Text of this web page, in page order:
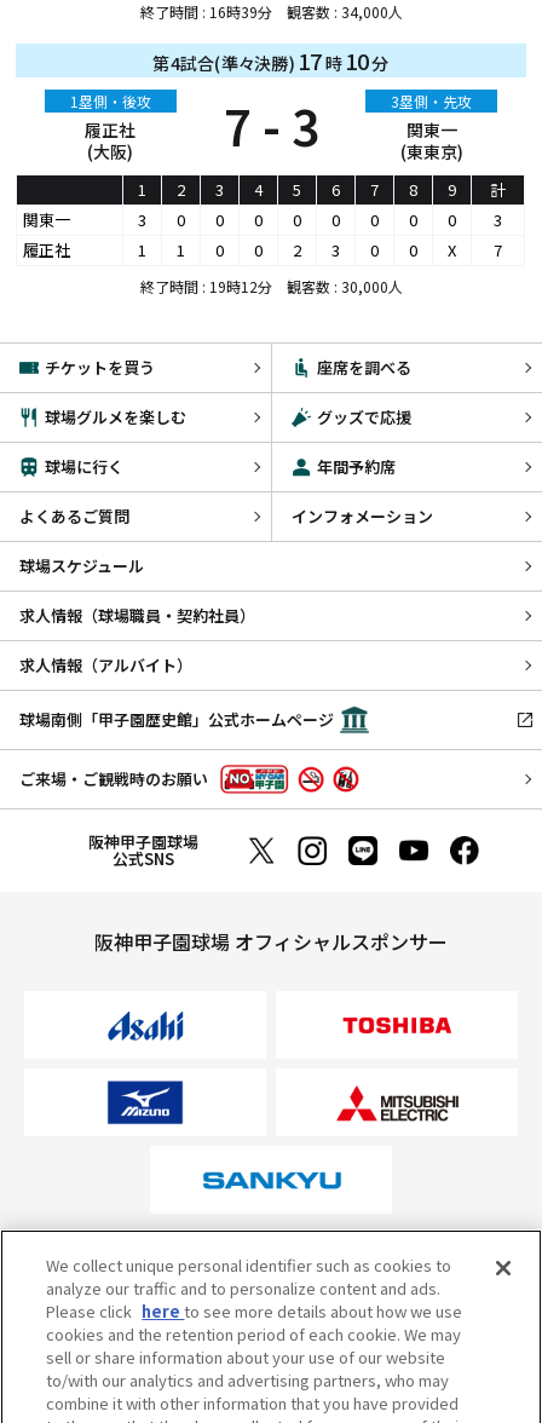
終了時間 : 16時39分 観客数 : 34,000人
第4試合(準々決勝) 17時 10分
1塁側・後攻
履正社
(大阪)
7 - 3 3塁側・先攻
関東一
(東東京)
1 2 3 4 5 6 7 8 9
計
関東一
3 0 0 0 0 0 0 0 0
3
履正社
1 1 0 0 2 3 0 0 X 7
終了時間 : 19時12分 観客数 : 30,000人
チケットを買う 座席を調べる
球場グルメを楽しむ グッズで応援
球場に行く 年間予約席
よくあるご質問 インフォメーション
球場スケジュール
求人情報（球場職員・契約社員）
求人情報（アルバイト）
球場南側「甲子園歴史館」公式ホームページ
ご来場・ご観戦時のお願い
阪神甲子園球場
公式SNS
阪神甲子園球場 オフィシャルスポンサー
オフィシャルスポンサーについて
試合の予定・状況・結果のお問い合わせ
阪神甲子園球場テレフォンサービス
050-5527-2512
We collect unique personal identifier such as cookies to
analyze our traffic and to personalize content and ads.
Please click hereto see more details about how we use
cookies and the retention period of each cookie. We may
sell or share information about your use of our website
to/with our analytics and advertising partners, who may
combine it with other information that you have provided